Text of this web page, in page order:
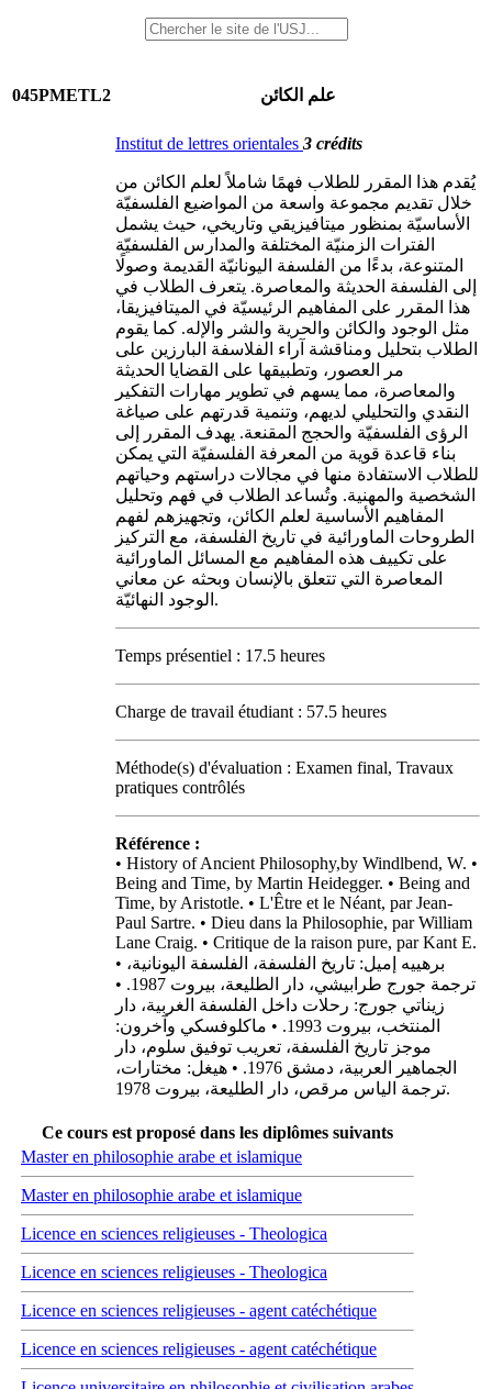
045PMETL2 علم الكائن
Institut de lettres orientales 3 crédits
يُقدم هذا المقرر للطلاب فهمًا شاملاً لعلم الكائن من
خلال تقديم مجموعة واسعة من المواضيع الفلسفيّة
الأساسيّة بمنظور ميتافيزيقي وتاريخي، حيث يشمل
الفترات الزمنيّة المختلفة والمدارس الفلسفيّة
المتنوعة، بدءًا من الفلسفة اليونانيّة القديمة وصولًا
إلى الفلسفة الحديثة والمعاصرة. يتعرف الطلاب في
هذا المقرر على المفاهيم الرئيسيّة في الميتافيزيقا،
مثل الوجود والكائن والحرية والشر والإله. كما يقوم
الطلاب بتحليل ومناقشة آراء الفلاسفة البارزين على
مر العصور، وتطبيقها على القضايا الحديثة
والمعاصرة، مما يسهم في تطوير مهارات التفكير
النقدي والتحليلي لديهم، وتنمية قدرتهم على صياغة
الرؤى الفلسفيّة والحجج المقنعة. يهدف المقرر إلى
بناء قاعدة قوية من المعرفة الفلسفيّة التي يمكن
للطلاب الاستفادة منها في مجالات دراستهم وحياتهم
الشخصية والمهنية. وتُساعد الطلاب في فهم وتحليل
المفاهيم الأساسية لعلم الكائن، وتجهيزهم لفهم
الطروحات الماورائية في تاريخ الفلسفة، مع التركيز
على تكييف هذه المفاهيم مع المسائل الماورائية
المعاصرة التي تتعلق بالإنسان وبحثه عن معاني
الوجود النهائيّة.
Temps présentiel : 17.5 heures
Charge de travail étudiant : 57.5 heures
Méthode(s) d'évaluation : Examen final, Travaux
pratiques contrôlés
Référence :
• History of Ancient Philosophy,by Windlbend, W. •
Being and Time, by Martin Heidegger. • Being and
Time, by Aristotle. • L'Être et le Néant, par Jean-
Paul Sartre. • Dieu dans la Philosophie, par William
Lane Craig. • Critique de la raison pure, par Kant E.
• برهييه إميل: تاريخ الفلسفة، الفلسفة اليونانية،
ترجمة جورج طرابيشي، دار الطليعة، بيروت 1987. •
زيناتي جورج: رحلات داخل الفلسفة الغربية، دار
المنتخب، بيروت 1993. • ماكلوفسكي وآخرون:
موجز تاريخ الفلسفة، تعريب توفيق سلوم، دار
الجماهير العربية، دمشق 1976. • هيغل: مختارات،
ترجمة الياس مرقص، دار الطليعة، بيروت 1978.
Ce cours est proposé dans les diplômes suivants
Master en philosophie arabe et islamique
Master en philosophie arabe et islamique
Licence en sciences religieuses - Theologica
Licence en sciences religieuses - Theologica
Licence en sciences religieuses - agent catéchétique
Licence en sciences religieuses - agent catéchétique